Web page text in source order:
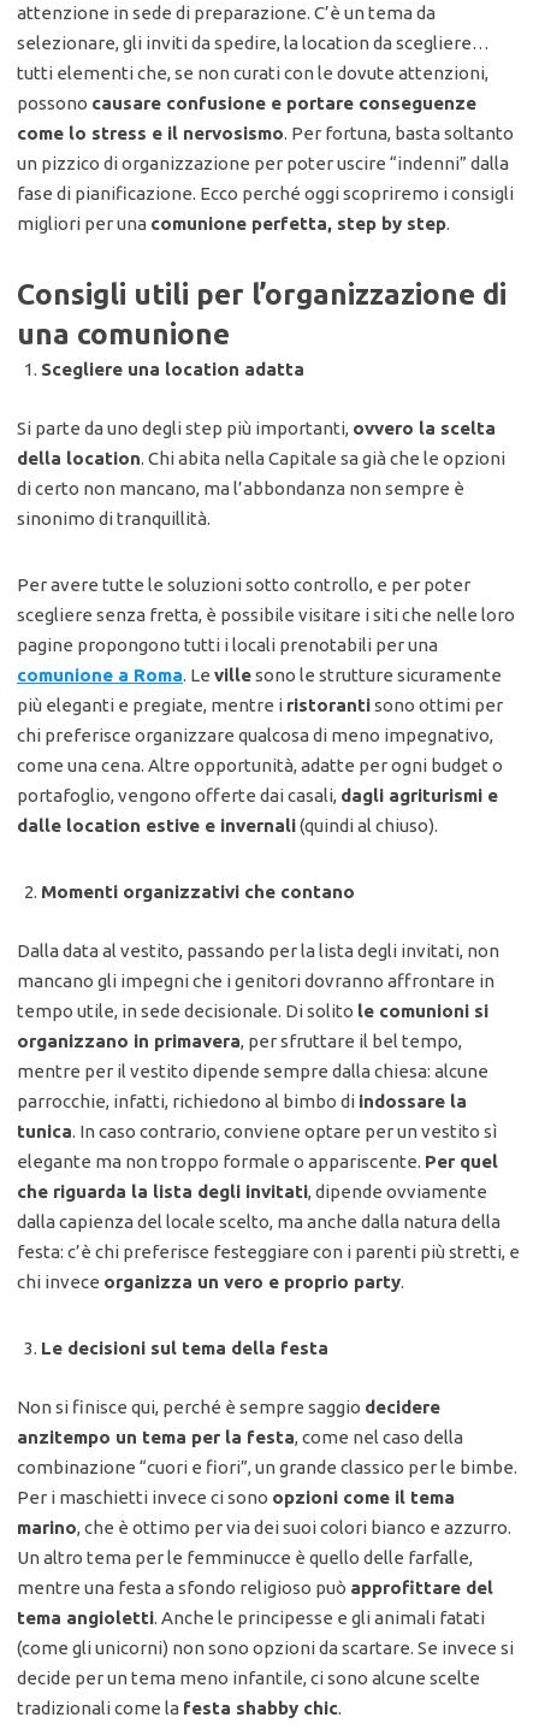
attenzione in sede di preparazione. C’è un tema da
selezionare, gli inviti da spedire, la location da scegliere…
tutti elementi che, se non curati con le dovute attenzioni,
possono causare confusione e portare conseguenze
come lo stress e il nervosismo. Per fortuna, basta soltanto
un pizzico di organizzazione per poter uscire “indenni” dalla
fase di pianificazione. Ecco perché oggi scopriremo i consigli
migliori per una comunione perfetta, step by step.
Consigli utili per l’organizzazione di
una comunione
Scegliere una location adatta
Si parte da uno degli step più importanti, ovvero la scelta
della location. Chi abita nella Capitale sa già che le opzioni
di certo non mancano, ma l’abbondanza non sempre è
sinonimo di tranquillità.
Per avere tutte le soluzioni sotto controllo, e per poter
scegliere senza fretta, è possibile visitare i siti che nelle loro
pagine propongono tutti i locali prenotabili per una
comunione a Roma. Le villesono le strutture sicuramente
più eleganti e pregiate, mentre i ristorantisono ottimi per
chi preferisce organizzare qualcosa di meno impegnativo,
come una cena. Altre opportunità, adatte per ogni budget o
portafoglio, vengono offerte dai casali, dagli agriturismi e
dalle location estive e invernali(quindi al chiuso).
Momenti organizzativi che contano
Dalla data al vestito, passando per la lista degli invitati, non
mancano gli impegni che i genitori dovranno affrontare in
tempo utile, in sede decisionale. Di solito le comunioni si
organizzano in primavera, per sfruttare il bel tempo,
mentre per il vestito dipende sempre dalla chiesa: alcune
parrocchie, infatti, richiedono al bimbo di indossare la
tunica. In caso contrario, conviene optare per un vestito sì
elegante ma non troppo formale o appariscente. Per quel
che riguarda la lista degli invitati, dipende ovviamente
dalla capienza del locale scelto, ma anche dalla natura della
festa: c’è chi preferisce festeggiare con i parenti più stretti, e
chi invece organizza un vero e proprio party.
Le decisioni sul tema della festa
Non si finisce qui, perché è sempre saggio decidere
anzitempo un tema per la festa, come nel caso della
combinazione “cuori e fiori”, un grande classico per le bimbe.
Per i maschietti invece ci sono opzioni come il tema
marino, che è ottimo per via dei suoi colori bianco e azzurro.
Un altro tema per le femminucce è quello delle farfalle,
mentre una festa a sfondo religioso può approfittare del
tema angioletti. Anche le principesse e gli animali fatati
(come gli unicorni) non sono opzioni da scartare. Se invece si
decide per un tema meno infantile, ci sono alcune scelte
tradizionali come la festa shabby chic.